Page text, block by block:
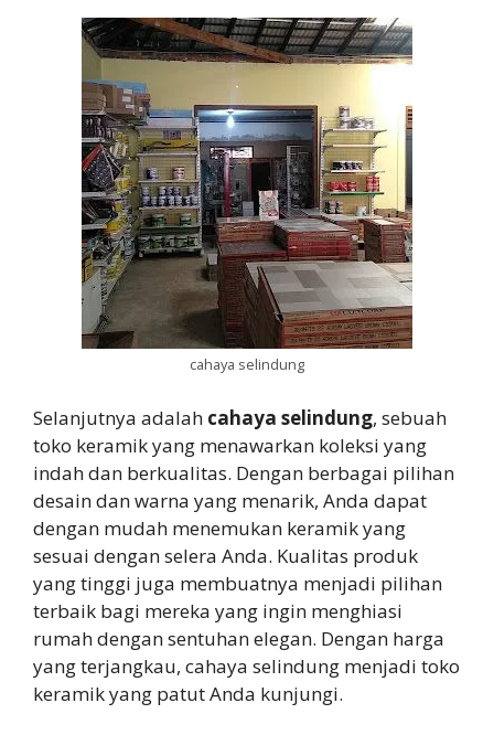
cahaya selindung
Selanjutnya adalah cahaya selindung, sebuah
toko keramik yang menawarkan koleksi yang
indah dan berkualitas. Dengan berbagai pilihan
desain dan warna yang menarik, Anda dapat
dengan mudah menemukan keramik yang
sesuai dengan selera Anda. Kualitas produk
yang tinggi juga membuatnya menjadi pilihan
terbaik bagi mereka yang ingin menghiasi
rumah dengan sentuhan elegan. Dengan harga
yang terjangkau, cahaya selindung menjadi toko
keramik yang patut Anda kunjungi.